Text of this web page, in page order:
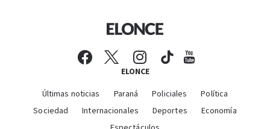
ELONCE
Últimas noticias Paraná Policiales
Política
Sociedad
Internacionales Deportes
Economía